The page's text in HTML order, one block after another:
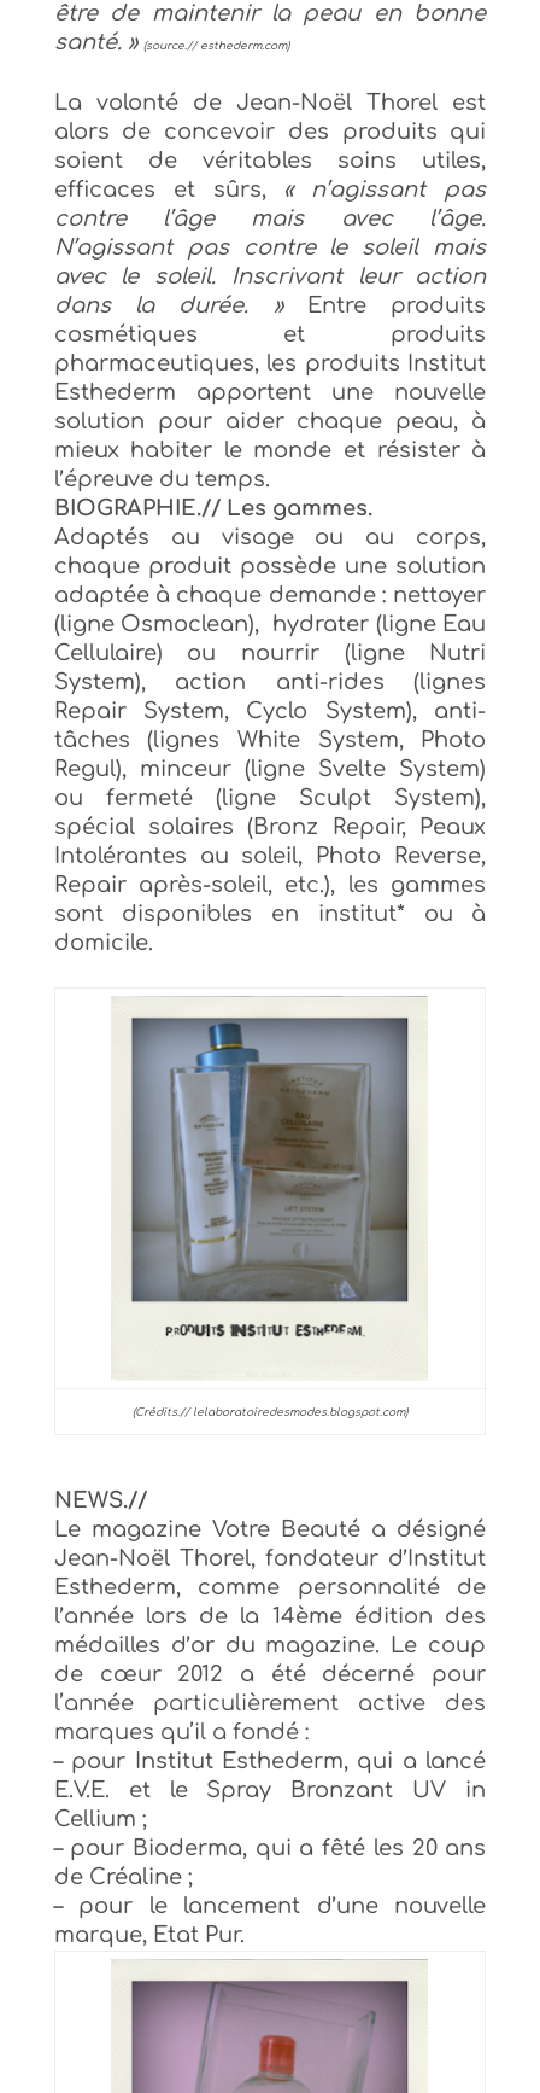
être de maintenir la peau en bonne
santé. » (source.// esthederm.com)
La volonté de Jean-Noël Thorel est
alors de concevoir des produits qui
soient de véritables soins utiles,
efficaces et sûrs, « n’agissant pas
contre l’âge mais avec l’âge.
N’agissant pas contre le soleil mais
avec le soleil.
Inscrivant leur action
dans la durée. »
Entre produits
cosmétiques et produits
pharmaceutiques, les produits Institut
Esthederm apportent une nouvelle
solution pour aider chaque peau, à
mieux habiter le monde et résister à
l’épreuve du temps.
BIOGRAPHIE.// Les gammes.
Adaptés au visage ou au corps,
chaque produit possède une solution
adaptée à chaque demande : nettoyer
(ligne Osmoclean), hydrater (ligne Eau
Cellulaire) ou nourrir (ligne Nutri
System), action anti-rides (lignes
Repair System, Cyclo System), anti-
tâches (lignes White System, Photo
Regul), minceur (ligne Svelte System)
ou fermeté (ligne Sculpt System),
spécial solaires (Bronz Repair, Peaux
Intolérantes au soleil, Photo Reverse,
Repair après-soleil, etc.), les gammes
sont disponibles en institut* ou à
domicile.
(Crédits.// lelaboratoiredesmodes.blogspot.com)
NEWS.//
Le magazine Votre Beauté a désigné
Jean-Noël Thorel, fondateur d’Institut
Esthederm, comme personnalité de
l’année lors de la 14ème édition des
médailles d’or du magazine. Le coup
de cœur 2012 a été décerné pour
l’année particulièrement active des
marques qu’il a fondé :
– pour Institut Esthederm, qui a lancé
E.V.E. et le Spray Bronzant UV in
Cellium ;
– pour Bioderma, qui a fêté les 20 ans
de Créaline ;
– pour le lancement d’une nouvelle
marque, Etat Pur.